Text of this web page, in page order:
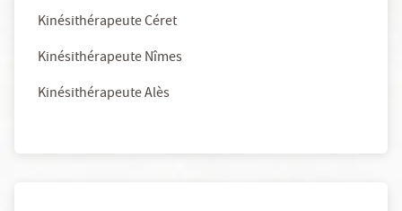
Kinésithérapeute Céret
Kinésithérapeute Nîmes
Kinésithérapeute Alès